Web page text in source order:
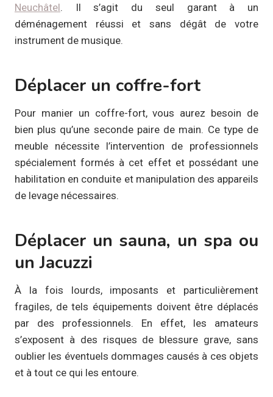
Neuchâtel. Il s’agit du seul garant à un
déménagement réussi et sans dégât de votre
instrument de musique.
Déplacer un coffre-fort
Pour manier un coffre-fort, vous aurez besoin de
bien plus qu’une seconde paire de main. Ce type de
meuble nécessite l’intervention de professionnels
spécialement formés à cet effet et possédant une
habilitation en conduite et manipulation des appareils
de levage nécessaires.
Déplacer un sauna, un spa ou
un Jacuzzi
À la fois lourds, imposants et particulièrement
fragiles, de tels équipements doivent être déplacés
par des professionnels. En effet, les amateurs
s’exposent à des risques de blessure grave, sans
oublier les éventuels dommages causés à ces objets
et à tout ce qui les entoure.